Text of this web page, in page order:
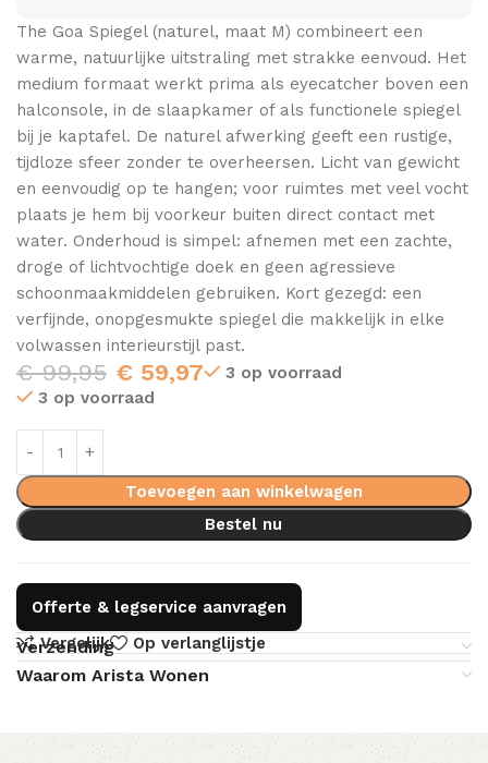
The Goa Spiegel (naturel, maat M) combineert een
warme, natuurlijke uitstraling met strakke eenvoud. Het
medium formaat werkt prima als eyecatcher boven een
halconsole, in de slaapkamer of als functionele spiegel
bij je kaptafel. De naturel afwerking geeft een rustige,
tijdloze sfeer zonder te overheersen. Licht van gewicht
en eenvoudig op te hangen; voor ruimtes met veel vocht
plaats je hem bij voorkeur buiten direct contact met
water. Onderhoud is simpel: afnemen met een zachte,
droge of lichtvochtige doek en geen agressieve
schoonmaakmiddelen gebruiken. Kort gezegd: een
verfijnde, onopgesmukte spiegel die makkelijk in elke
volwassen interieurstijl past.
€99,95 € 59,97
3 op voorraad
3 op voorraad
Toevoegen aan winkelwagen
Bestel nu
Offerte & legservice aanvragen
Vergelijk
Op verlanglijstje
Verzending
Waarom Arista Wonen